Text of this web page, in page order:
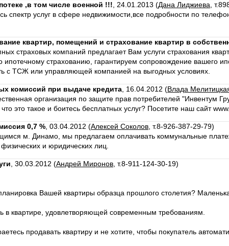
,в том числе военной !!! 24.01.2013 (Дана Лиджиева ,
спектр услуг в сфере недвижимости,все подробности по
квартир, помещений и страхование квартир в
страховых компаний предлагает Вам услуги страхования
ипотечному страхованию, гарантируем сопровождение вашего
с ТСЖ или управляющей компанией на выгодных условиях.
комиссий при выдаче кредита 16.04.2012 (Влада
организация по защите прав потребителей "Инвентум
это такое и боитесь бесплатных услуг? Посетите наш сайт
0,7 % 03.04.2012 (Алексей Соколов , т.8-926-387-29-79)
м. Динамо, мы предлагаем оплачивать коммунальные
и юридических лиц.
30.03.2012 (Андрей Миронов , т.8-911-124-30-19)
Вашей квартиры образца прошлого столетия?
в квартире, удовлетворяющей современным требованиям.
продавать квартиру и не хотите, чтобы покупатель